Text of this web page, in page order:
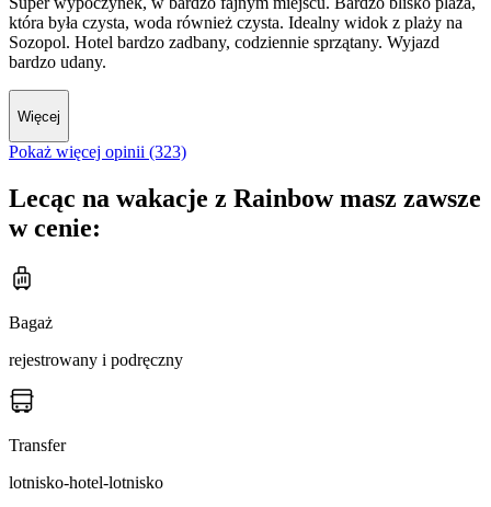
która była czysta, woda również czysta. Idealny widok z plaży na
Sozopol. Hotel bardzo zadbany, codziennie sprzątany. Wyjazd
bardzo udany.
Więcej
Pokaż więcej opinii (323)
Lecąc na wakacje z Rainbow masz zawsze
w cenie:
Bagaż
rejestrowany i podręczny
Transfer
lotnisko-hotel-lotnisko